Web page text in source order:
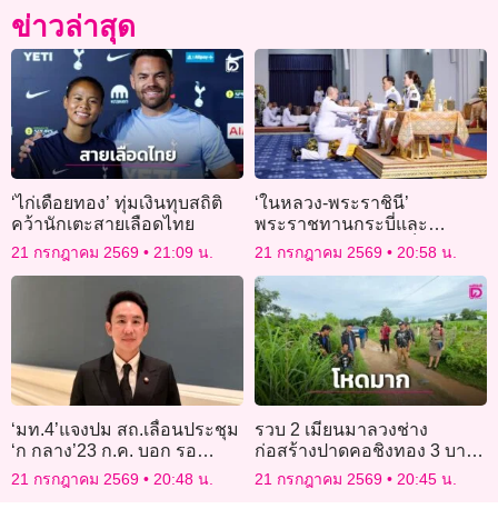
ข่าวล่าสุด
‘ไก่เดือยทอง’ ทุ่มเงินทุบสถิติ
คว้านักเตะสายเลือดไทย
21 กรกฎาคม 2569 21:09 น.
‘ในหลวง-พระราชินี’
พระราชทานกระบี่และ
ปริญญาบัตรแก่ผู้สำเร็จการ
ศึกษาโรงเรียนนายร้อยตำรวจ
21 กรกฎาคม 2569 20:58 น.
‘มท.4’แจงปม สถ.เลื่อนประชุม
‘ก กลาง’23 ก.ค. บอก รอ
‘กสถ.’สรุปผลสอบ ไม่ใช่
มวยล้มต้มคนดู
21 กรกฎาคม 2569 20:48 น.
รวบ 2 เมียนมาลวงช่าง
ก่อสร้างปาดคอชิงทอง 3 บาท
สารภาพแค้นถูกค้างค่าแรง
21 กรกฎาคม 2569 20:45 น.